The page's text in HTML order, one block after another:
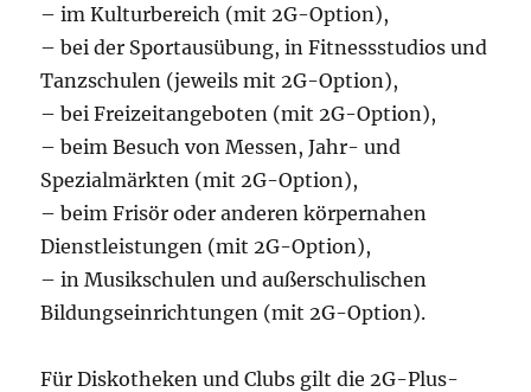
– im Kulturbereich (mit 2G-Option),
– bei der Sportausübung, in Fitnessstudios und
Tanzschulen (jeweils mit 2G-Option),
– bei Freizeitangeboten (mit 2G-Option),
– beim Besuch von Messen, Jahr- und
Spezialmärkten (mit 2G-Option),
– beim Frisör oder anderen körpernahen
Dienstleistungen (mit 2G-Option),
– in Musikschulen und außerschulischen
Bildungseinrichtungen (mit 2G-Option).
Für Diskotheken und Clubs gilt die 2G-Plus-